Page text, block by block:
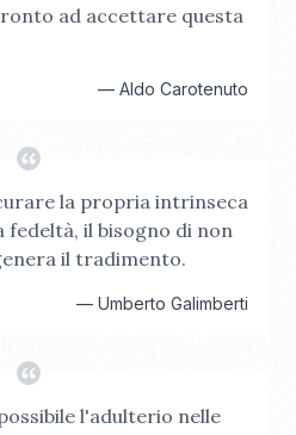
ad accettare questa
— Aldo Carotenuto
la propria intrinseca
fedeltà, il bisogno di non
il tradimento.
— Umberto Galimberti
l'adulterio nelle